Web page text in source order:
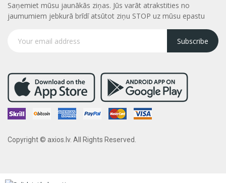
Saņemiet mūsu jaunākās ziņas. Jūs varāt atrakstities no
jaumumiem jebkurā brīdī atsūtot ziņu STOP uz mūsu epastu
Subscribe
Copyright © axios.lv. All Rights Reserved.